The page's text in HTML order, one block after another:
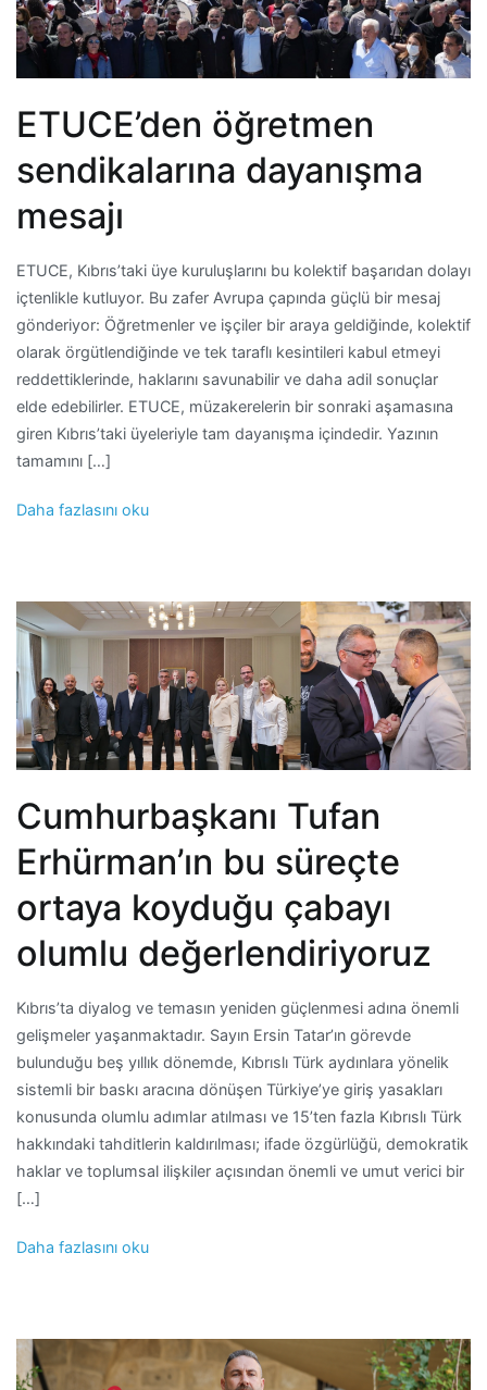
ETUCE’den öğretmen
sendikalarına dayanışma
mesajı
ETUCE, Kıbrıs’taki üye kuruluşlarını bu kolektif başarıdan dolayı
içtenlikle kutluyor. Bu zafer Avrupa çapında güçlü bir mesaj
gönderiyor: Öğretmenler ve işçiler bir araya geldiğinde, kolektif
olarak örgütlendiğinde ve tek taraflı kesintileri kabul etmeyi
reddettiklerinde, haklarını savunabilir ve daha adil sonuçlar
elde edebilirler. ETUCE, müzakerelerin bir sonraki aşamasına
giren Kıbrıs’taki üyeleriyle tam dayanışma içindedir. Yazının
tamamını […]
Daha fazlasını oku
Cumhurbaşkanı Tufan
Erhürman’ın bu süreçte
ortaya koyduğu çabayı
olumlu değerlendiriyoruz
Kıbrıs’ta diyalog ve temasın yeniden güçlenmesi adına önemli
gelişmeler yaşanmaktadır. Sayın Ersin Tatar’ın görevde
bulunduğu beş yıllık dönemde, Kıbrıslı Türk aydınlara yönelik
sistemli bir baskı aracına dönüşen Türkiye’ye giriş yasakları
konusunda olumlu adımlar atılması ve 15’ten fazla Kıbrıslı Türk
hakkındaki tahditlerin kaldırılması; ifade özgürlüğü, demokratik
haklar ve toplumsal ilişkiler açısından önemli ve umut verici bir
[…]
Daha fazlasını oku